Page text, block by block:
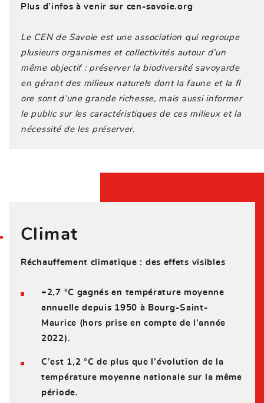
Plus d’infos à venir sur cen-savoie.org
Le CEN de Savoie est une association qui regroupe
plusieurs organismes et collectivités autour d’un
même objectif : préserver la biodiversité savoyarde
en gérant des milieux naturels dont la faune et la fl
ore sont d’une grande richesse, mais aussi informer
le public sur les caractéristiques de ces milieux et la
nécessité de les préserver.
Climat
Réchauffement climatique : des effets visibles
+2,7 °C gagnés en température moyenne
annuelle depuis 1950 à Bourg-Saint-
Maurice (hors prise en compte de l’année
2022).
C’est 1,2 °C de plus que l’évolution de la
température moyenne nationale sur la même
période.